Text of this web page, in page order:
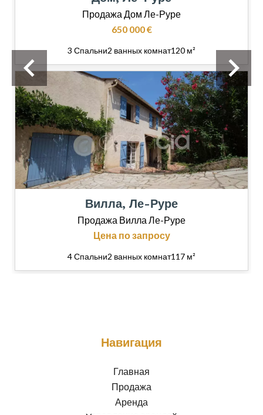
Продажа Дом Ле-Руре
650 000 €
3 Спальни2 ванных комнат120 м²
Вилла, Ле-Руре
Продажа Вилла Ле-Руре
Цена по запросу
4 Спальни2 ванных комнат117 м²
Навигация
Главная
Продажа
Аренда